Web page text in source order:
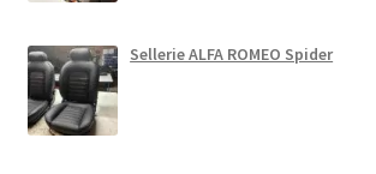
Sellerie ALFA ROMEO Spider